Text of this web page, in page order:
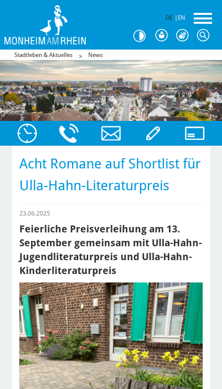
DE EN
Stadtleben & Aktuelles News
Acht Romane auf Shortlist für
Ulla-Hahn-Literaturpreis
23.06.2025
Feierliche Preisverleihung am 13.
September gemeinsam mit Ulla-Hahn-
Jugendliteraturpreis und Ulla-Hahn-
Kinderliteraturpreis